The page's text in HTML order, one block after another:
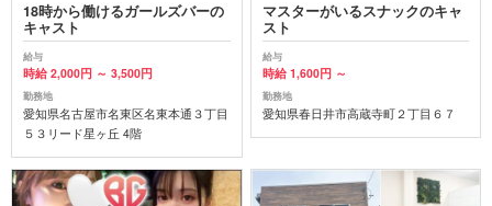
18時から働けるガールズバーの
キャスト
給与
時給 2,000円 ～ 3,500円
勤務地
愛知県名古屋市名東区名東本通３丁目
５３リード星ヶ丘 4階
マスターがいるスナックのキャ
スト
給与
時給 1,600円 ～
勤務地
愛知県春日井市高蔵寺町２丁目６７